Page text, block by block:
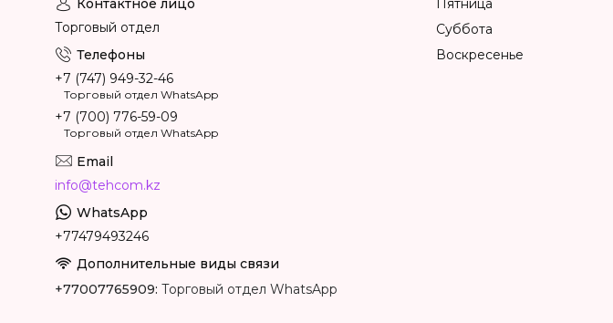
Торговый отдел
+7 (747) 949-32-46
Торговый отдел WhatsApp
+7 (700) 776-59-09
Торговый отдел WhatsApp
info@tehcom.kz
+77479493246
+77007765909 Торговый отдел WhatsApp
Пятница
Суббота
Воскресенье